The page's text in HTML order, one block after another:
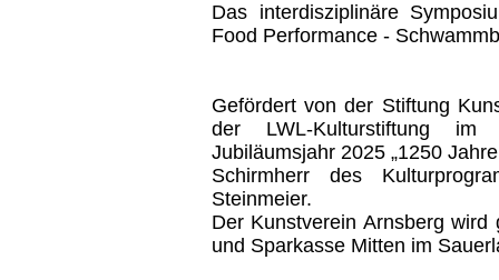
Das interdisziplinäre
Food Performance -
Gefördert von der Stiftung
der LWL-Kulturstiftung im
Jubiläumsjahr 2025 „1250
Schirmherr des
Steinmeier.
Der Kunstverein Arnsberg
und Sparkasse Mitten im